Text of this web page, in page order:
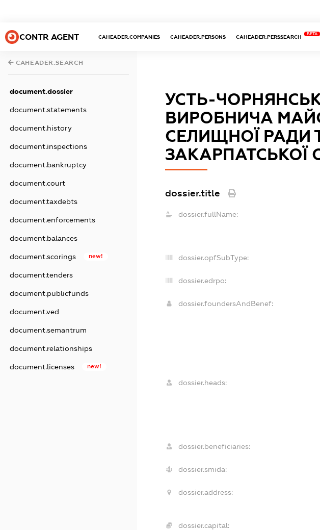
CONTR AGENT CAHEADER.COMPANIES CAHEADER.PERSONS CAHEADER.PERSSEARCH
BETA
CAHEADER.SEARCH
document.dossier
document.statements
document.history
document.inspections
document.bankruptcy
document.court
document.taxdebts
document.enforcements
document.balances
document.scorings new!
document.tenders
document.publicfunds
document.ved
document.semantrum
document.relationships
document.licenses new!
УСТЬ-
ВИРОБНИЧА
СЕЛИЩНОЇ РАДИ
ЗАКАРПАТСЬКОЇ
dossier.title
dossier.fullName:
dossier.opfSubType:
dossier.edrpo:
dossier.foundersAndBenef:
dossier.heads:
dossier.beneficiaries:
dossier.smida:
dossier.address:
dossier.capital: